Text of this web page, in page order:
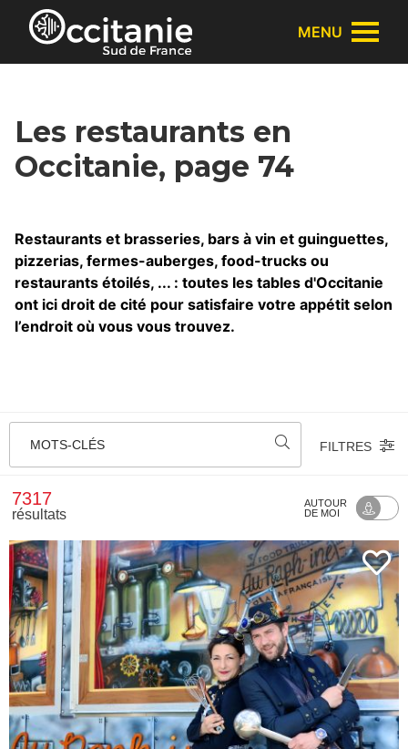
Panneau de gestion des cookies
MENU
Les restaurants en
Occitanie, page 74
Restaurants et brasseries, bars à vin et guinguettes,
pizzerias, fermes-auberges, food-trucks ou
restaurants étoilés, ... : toutes les tables d'Occitanie
ont ici droit de cité pour satisfaire votre appétit selon
l’endroit où vous vous trouvez.
MOTS-CLÉS FILTRES
7317
résultats
AUTOUR
DE MOI